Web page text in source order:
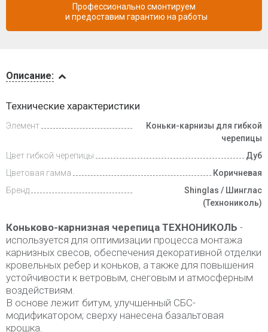
и оплата
Описание:
Технические характеристики
Элемент
Коньки-карнизы для гибкой
черепицы
Цвет гибкой черепицы
Дуб
Цветовая гамма
Коричневая
Бренд
Shinglas / Шинглас
(Технониколь)
Коньково-карнизная черепица ТЕХНОНИКОЛЬ -
используется для оптимизации процесса монтажа
карнизных свесов, обеспечения декоративной отделки
кровельных ребер и коньков, а также для повышения
устойчивости к ветровым, снеговым и атмосферным
воздействиям.
В основе лежит битум, улучшенный СБС-
модификатором; сверху нанесена базальтовая
крошка.
Профессионально смонтируем
и предоставим гарантию на работы